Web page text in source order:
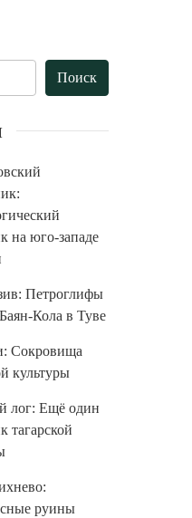
на юго-западе
Петроглифы
Кола в Туве
Сокровища
культуры
лог: Ещё один
тагарской
руины